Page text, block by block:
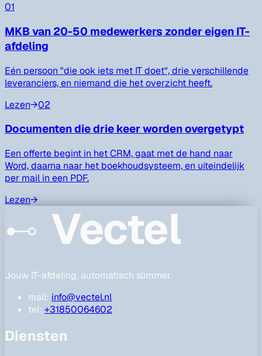
01
MKB van 20-50 medewerkers zonder eigen IT-
afdeling
Eén persoon "die ook iets met IT doet", drie verschillende
leveranciers, en niemand die het overzicht heeft.
Lezen→02
Documenten die drie keer worden overgetypt
Een offerte begint in het CRM, gaat met de hand naar
Word, daarna naar het boekhoudsysteem, en uiteindelijk
per mail in een PDF.
Lezen→
Vectel
Jouw IT-afdeling, automatisch slimmer.
mail: info@vectel.nl
tel: +31850064602
Diensten